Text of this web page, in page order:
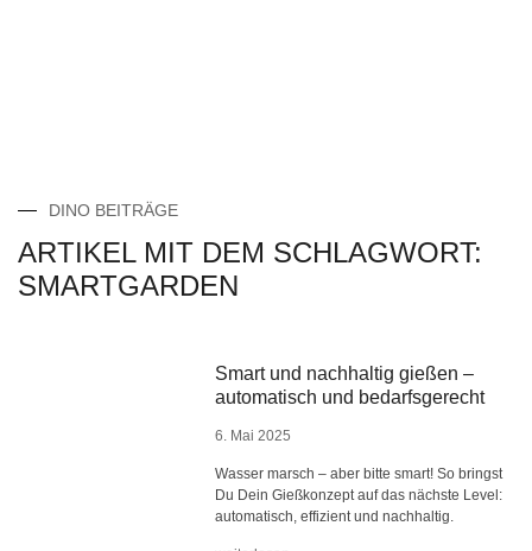
DINO BEITRÄGE
ARTIKEL MIT DEM SCHLAGWORT:
SMARTGARDEN
Smart und nachhaltig gießen –
automatisch und bedarfsgerecht
6. Mai 2025
Wasser marsch – aber bitte smart! So bringst
Du Dein Gießkonzept auf das nächste Level:
automatisch, effizient und nachhaltig.